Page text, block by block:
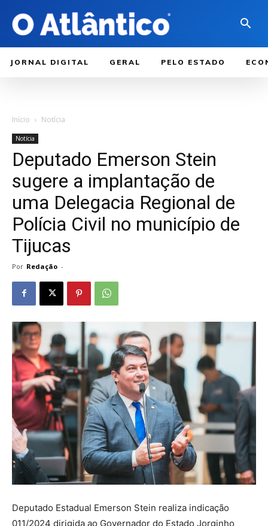
JORNAL DIGITAL GERAL PELO ESTADO
Início Notícia
Notícia
Deputado Emerson Stein
sugere a implantação de
uma Delegacia Regional de
Polícia Civil no município de
Tijucas
Por Redação -
Deputado Estadual Emerson Stein realiza indicação
011/2024 dirigida ao Governador do Estado Jorginho